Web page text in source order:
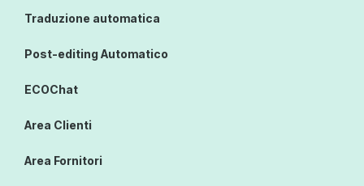
Traduzione automatica
Post-editing Automatico
ECOChat
Area Clienti
Area Fornitori